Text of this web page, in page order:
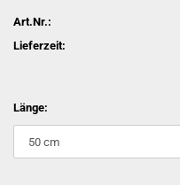
Art.Nr.:
Lieferzeit:
Länge: